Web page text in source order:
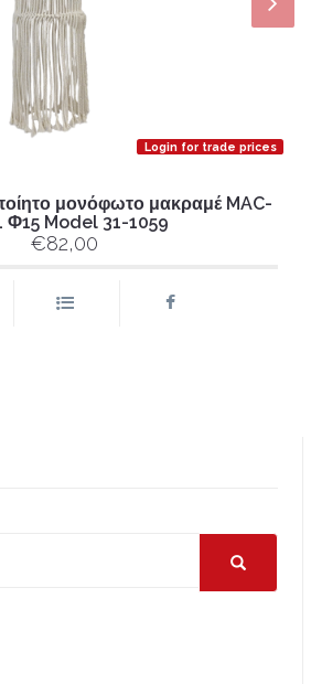
Login for trade prices
μονόφωτο μακραμέ MAC-
Φ15 Model 31-1059
€82,00